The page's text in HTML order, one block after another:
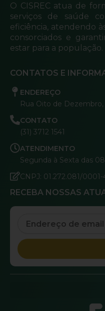
O CISREC atua de
serviços de saúde
eficiência, atendendo
consorciados e
estar para a população.
CONTATOS E
ENDEREÇO
Rua Oito de
CONTATO
(31) 3712 1541
ATENDIMENTO
Segunda à Sexta das
CNPJ: 01.272.081/0001-
RECEBA NOSSAS